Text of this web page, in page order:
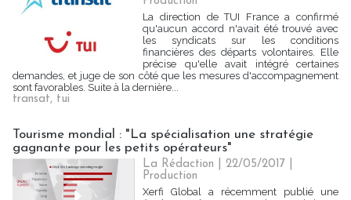
La direction de TUI France a confirmé
qu'aucun accord n'avait été trouvé avec
les syndicats sur les conditions
financières des départs volontaires. Elle
précise qu'elle avait intégré certaines
demandes, et juge de son côté que les mesures d'accompagnement
sont favorables. Suite à la dernière...
transat, tui
Tourisme mondial : "La spécialisation une stratégie
gagnante pour les petits opérateurs"
La Rédaction | 22/05/2017
Production
Xerfi Global a récemment publié une